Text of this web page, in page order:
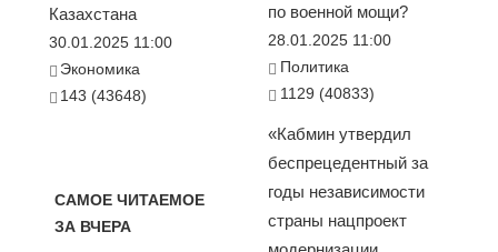
Казахстана
30.01.2025 11:00
Экономика
143 (43648)
САМОЕ ЧИТАЕМОЕ
ЗА ВЧЕРА
по военной мощи?
28.01.2025 11:00
Политика
1129 (40833)
«Кабмин утвердил
беспрецедентный за
годы независимости
страны нацпроект